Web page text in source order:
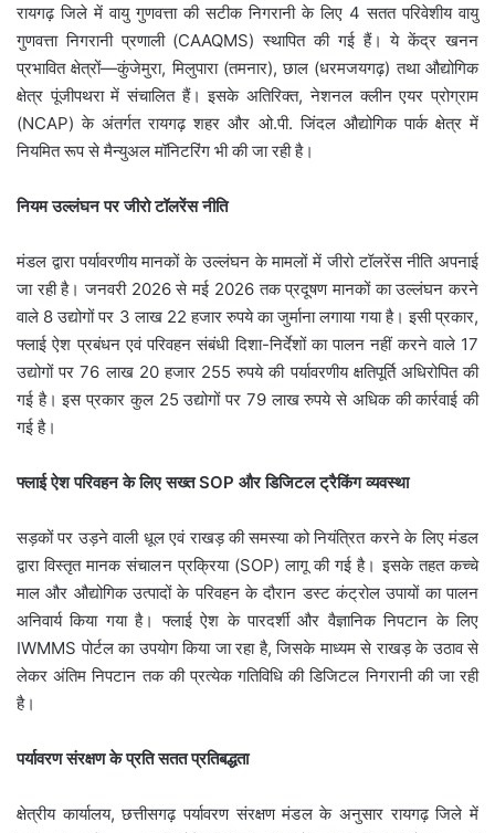
रायगढ़ जिले में वायु गुणवत्ता की सटीक निगरानी के लिए 4 सतत परिवेशीय वायु
गुणवत्ता निगरानी प्रणाली (CAAQMS) स्थापित की गई हैं। ये केंद्र खनन
प्रभावित क्षेत्रों—कुंजेमुरा, मिलुपारा (तमनार), छाल (धरमजयगढ़) तथा औद्योगिक
क्षेत्र पूंजीपथरा में संचालित हैं। इसके अतिरिक्त, नेशनल क्लीन एयर प्रोग्राम
(NCAP) के अंतर्गत रायगढ़ शहर और ओ.पी. जिंदल औद्योगिक पार्क क्षेत्र में
नियमित रूप से मैन्युअल मॉनिटरिंग भी की जा रही है।
नियम उल्लंघन पर जीरो टॉलरेंस नीति
मंडल द्वारा पर्यावरणीय मानकों के उल्लंघन के मामलों में जीरो टॉलरेंस नीति अपनाई
जा रही है। जनवरी 2026 से मई 2026 तक प्रदूषण मानकों का उल्लंघन करने
वाले 8 उद्योगों पर 3 लाख 22 हजार रुपये का जुर्माना लगाया गया है। इसी प्रकार,
फ्लाई ऐश प्रबंधन एवं परिवहन संबंधी दिशा-निर्देशों का पालन नहीं करने वाले 17
उद्योगों पर 76 लाख 20 हजार 255 रुपये की पर्यावरणीय क्षतिपूर्ति अधिरोपित की
गई है। इस प्रकार कुल 25 उद्योगों पर 79 लाख रुपये से अधिक की कार्रवाई की
गई है।
फ्लाई ऐश परिवहन के लिए सख्त SOP और डिजिटल ट्रैकिंग व्यवस्था
सड़कों पर उड़ने वाली धूल एवं राखड़ की समस्या को नियंत्रित करने के लिए मंडल
द्वारा विस्तृत मानक संचालन प्रक्रिया (SOP) लागू की गई है। इसके तहत कच्चे
माल और औद्योगिक उत्पादों के परिवहन के दौरान डस्ट कंट्रोल उपायों का पालन
अनिवार्य किया गया है। फ्लाई ऐश के पारदर्शी और वैज्ञानिक निपटान के लिए
IWMMS पोर्टल का उपयोग किया जा रहा है, जिसके माध्यम से राखड़ के उठाव से
लेकर अंतिम निपटान तक की प्रत्येक गतिविधि की डिजिटल निगरानी की जा रही
है।
पर्यावरण संरक्षण के प्रति सतत प्रतिबद्धता
क्षेत्रीय कार्यालय, छत्तीसगढ़ पर्यावरण संरक्षण मंडल के अनुसार रायगढ़ जिले में